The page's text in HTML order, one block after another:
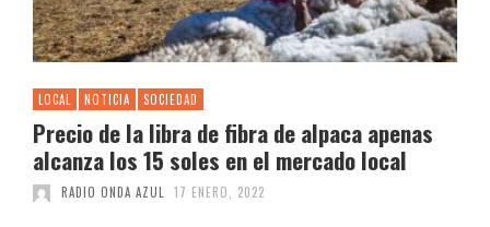
LOCAL NOTICIA SOCIEDAD
Precio de la libra de fibra de alpaca apenas
alcanza los 15 soles en el mercado local
RADIO ONDA AZUL 17 ENERO, 2022